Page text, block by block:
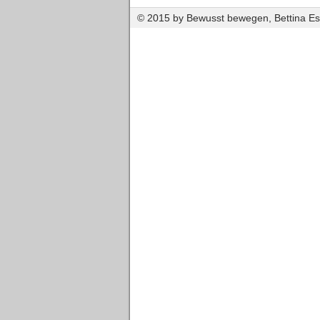
© 2015 by Bewusst bewegen, Bettina